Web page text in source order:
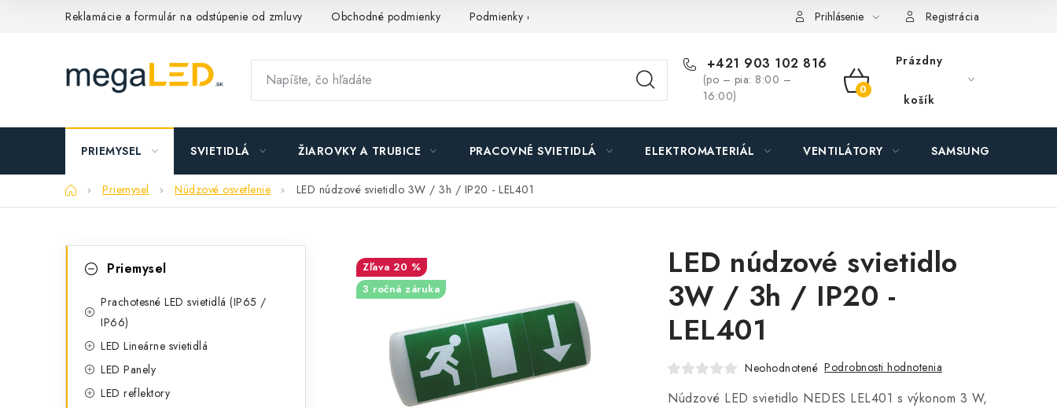
Reklamácie a formulár na odstúpenie od zmluvy Obchodné podmienky Podmienky ochrany osobných údajov O nás - MEGALED & JANTON Zákamenné Zľavy pre profíkov
Prihlásenie Registrácia
+421 903 102 816
(po – pia: 8:00 –
16:00)
NÁKUPNÝ
KOŠÍK
Prázdny
košík
PRIEMYSEL SVIETIDLÁ ŽIAROVKY A TRUBICE PRACOVNÉ SVIETIDLÁ ELEKTROMATERIÁL VENTILÁTORY SAMSUNG SVIETIDLÁ
DomovPriemysel Núdzové osvetlenie LED núdzové svietidlo 3W / 3h / IP20 - LEL401
kategóriePriemysel
Prachotesné LED svietidlá (IP65 /
IP66)
LED Lineárne svietidlá
LED Panely
LED reflektory
LED núdzové svietidlo
3W / 3h / IP20 -
LEL401
Neohodnotené Podrobnosti hodnotenia
Núdzové LED svietidlo NEDES LEL401 s výkonom 3 W,
20 %
3 ročná záruka